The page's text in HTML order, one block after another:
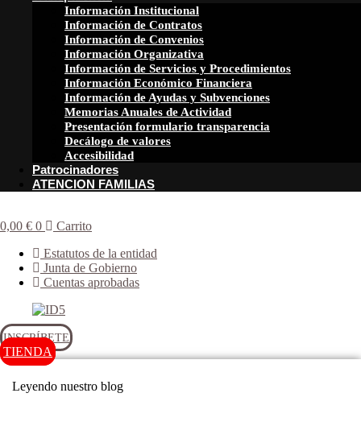
Información Institucional
Información de Contratos
Información de Convenios
Información Organizativa
Información de Servicios y Procedimientos
Información Económico Financiera
Información de Ayudas y Subvenciones
Memorias Anuales de Actividad
Presentación formulario transparencia
Decálogo de valores
Accesibilidad
Patrocinadores
ATENCION FAMILIAS
0,00 € 0
Carrito
Estatutos de la entidad
Junta de Gobierno
Cuentas aprobadas
INSCRÍBETE
TIENDA
Leyendo nuestro blog